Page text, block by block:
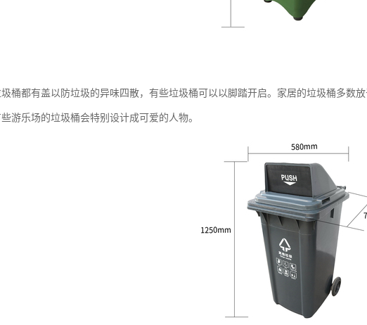
桶都有盖以防垃圾的异味四散，有些垃圾桶可以以脚踏开启。家居的垃圾桶多数
游乐场的垃圾桶会特别设计成可爱的人物。